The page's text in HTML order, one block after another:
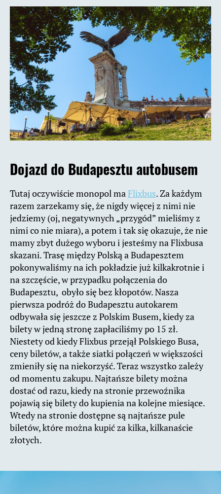
Dojazd do Budapesztu autobusem
Tutaj oczywiście monopol ma Flixbus. Za każdym
razem zarzekamy się, że nigdy więcej z nimi nie
jedziemy (oj, negatywnych „przygód” mieliśmy z
nimi co nie miara), a potem i tak się okazuje, że nie
mamy zbyt dużego wyboru i jesteśmy na Flixbusa
skazani. Trasę między Polską a Budapesztem
pokonywaliśmy na ich pokładzie już kilkakrotnie i
na szczęście, w przypadku połączenia do
Budapesztu, obyło się bez kłopotów. Nasza
pierwsza podróż do Budapesztu autokarem
odbywała się jeszcze z Polskim Busem, kiedy za
bilety w jedną stronę zapłaciliśmy po 15 zł.
Niestety od kiedy Flixbus przejął Polskiego Busa,
ceny biletów, a także siatki połączeń w większości
zmieniły się na niekorzyść. Teraz wszystko zależy
od momentu zakupu. Najtańsze bilety można
dostać od razu, kiedy na stronie przewoźnika
pojawią się bilety do kupienia na kolejne miesiące.
Wtedy na stronie dostępne są najtańsze pule
biletów, które można kupić za kilka, kilkanaście
złotych.